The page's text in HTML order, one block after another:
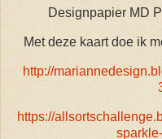
Designpapier MD
Met deze kaart doe ik
http://
https://